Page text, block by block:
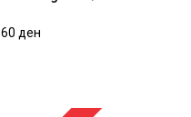
Samsung N980/ Note 20
60 ден